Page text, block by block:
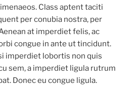
Class aptent taciti
per conubia nostra, per
at imperdiet felis, ac
congue in ante ut tincidunt.
imperdiet lobortis non quis
sem, a imperdiet ligula rutrum
Donec eu congue ligula.